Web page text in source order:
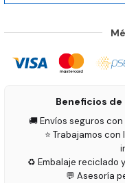
Beneficios
🚚 Envíos seguros
⭐ Trabajamos
♻️ Embalaje reciclado
💬 Asesoría